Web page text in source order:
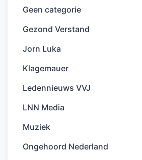
Geen categorie
Gezond Verstand
Jorn Luka
Klagemauer
Ledennieuws VVJ
LNN Media
Muziek
Ongehoord Nederland